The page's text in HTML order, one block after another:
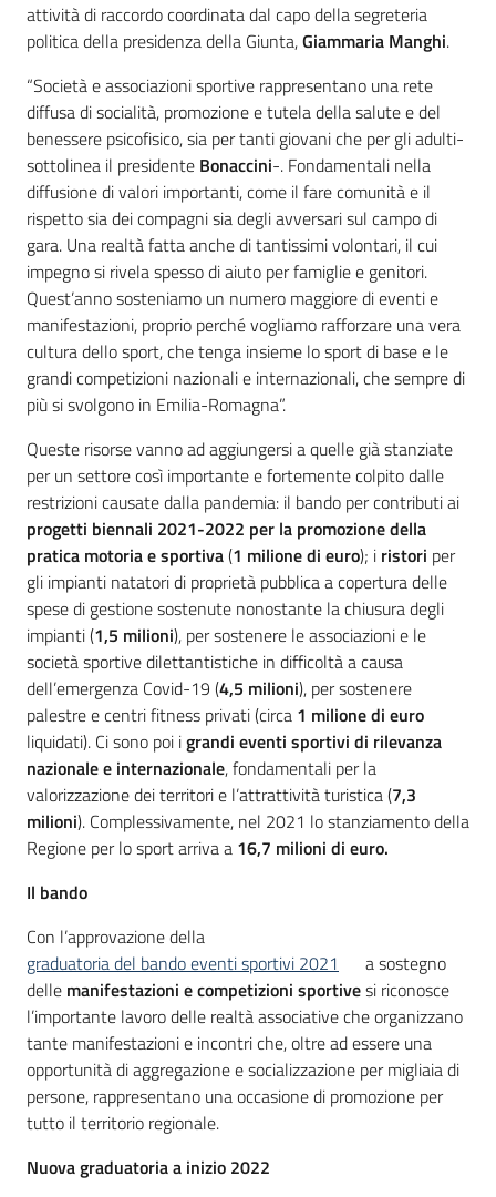
attività di raccordo coordinata dal capo della segreteria
politica della presidenza della Giunta,Giammaria Manghi.
“Società e associazioni sportive rappresentano una rete
diffusa di socialità, promozione e tutela della salute e del
benessere psicofisico, sia per tanti giovani che per gli adulti-
sottolinea il presidente Bonaccini-. Fondamentali nella
diffusione di valori importanti, come il fare comunità e il
rispetto sia dei compagni sia degli avversari sul campo di
gara. Una realtà fatta anche di tantissimi volontari, il cui
impegno si rivela spesso di aiuto per famiglie e genitori.
Quest’anno sosteniamo un numero maggiore di eventi e
manifestazioni, proprio perché vogliamo rafforzare una vera
cultura dello sport, che tenga insieme lo sport di base e le
grandi competizioni nazionali e internazionali, che sempre di
più si svolgono in Emilia-Romagna”.
Queste risorse vanno ad aggiungersi a quelle già stanziate
per un settore così importante e fortemente colpito dalle
restrizioni causate dalla pandemia: il bando per contributi ai
progetti biennali 2021-2022 per la promozione della
pratica motoriae sportiva(1 milione di euro); i ristori per
gli impianti natatori di proprietà pubblica a copertura delle
spese di gestione sostenute nonostante la chiusura degli
impianti (1,5 milioni), per sostenere le associazioni e le
società sportive dilettantistiche in difficoltà a causa
dell’emergenza Covid-19 (4,5 milioni), per sostenere
palestre e centri fitness privati (circa 1 milione di euro
liquidati). Ci sono poi igrandi eventi sportivi di rilevanza
nazionale e internazionale, fondamentali per la
valorizzazione dei territori e l’attrattività turistica (7,3
milioni). Complessivamente, nel 2021 lo stanziamento della
Regione per lo sport arriva a 16,7 milioni di euro.
Il bando
Con l’approvazione della
graduatoria del bando eventi sportivi 2021
a sostegno
delle manifestazioni e competizioni sportivesi riconosce
l’importante lavoro delle realtà associative che organizzano
tante manifestazioni e incontri che, oltre ad essere una
opportunità di aggregazione e socializzazione per migliaia di
persone, rappresentano una occasione di promozione per
tutto il territorio regionale.
Nuova graduatoria a inizio 2022